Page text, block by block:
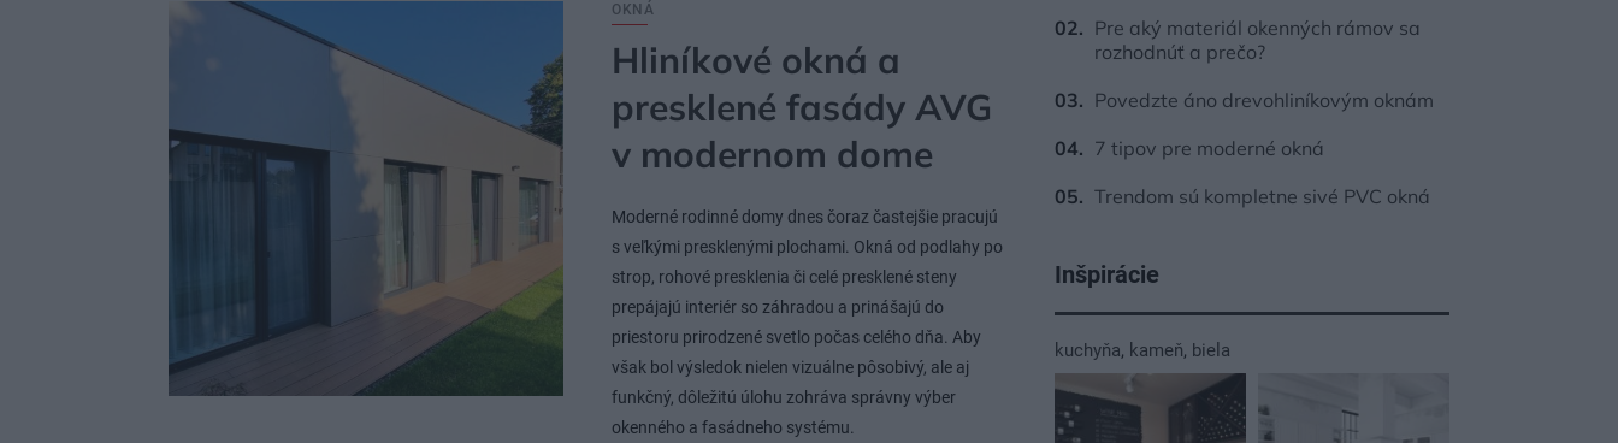
OKNÁ
Hliníkové okná a
presklené fasády AVG
v modernom dome
Moderné rodinné domy dnes čoraz častejšie pracujú
s veľkými presklenými plochami. Okná od podlahy po
strop, rohové presklenia či celé presklené steny
prepájajú interiér so záhradou a prinášajú do
priestoru prirodzené svetlo počas celého dňa. Aby
však bol výsledok nielen vizuálne pôsobivý, ale aj
funkčný, dôležitú úlohu zohráva správny výber
okenného a fasádneho systému.
Pre aký materiál okenných rámov sa
rozhodnúť a prečo?
Povedzte áno drevohliníkovým oknám
7 tipov pre moderné okná
Trendom sú kompletne sivé PVC okná
Inšpirácie
kuchyňa, kameň, biela